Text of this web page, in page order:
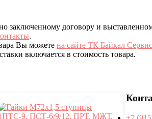
заключенному договору и
.
Вы можете на сайте ТК Байкал Сервис
включается в стоимость товара.